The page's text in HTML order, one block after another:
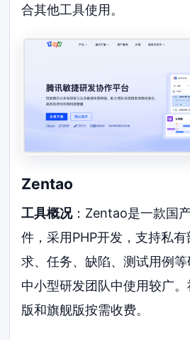
合其他工具使用。
Zentao
工具概况：Zentao是一款国
件，采用PHP开发，支持私
求、任务、缺陷、测试用例
中小型研发团队中使用较广
版和旗舰版按需收费。